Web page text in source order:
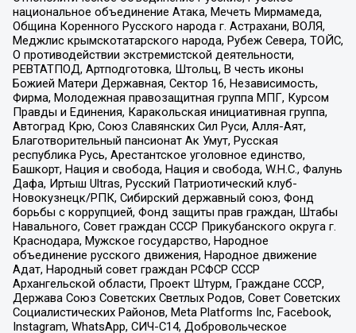
национальное объединение Атака, Мечеть Мирмамеда,
Община Коренного Русского народа г. Астрахани, ВОЛЯ,
Меджлис крымскотатарского народа, Рубеж Севера, ТОЙС,
О противодействии экстремистской деятельности,
РЕВТАТПОД, Артподготовка, Штольц, В честь иконы
Божией Матери Державная, Сектор 16, Независимость,
Фирма, Молодежная правозащитная группа МПГ, Курсом
Правды и Единения, Каракольская инициативная группа,
Автоград Крю, Союз Славянских Сил Руси, Алля-Аят,
Благотворительный пансионат Ак Умут, Русская
республика Русь, Арестантское уголовное единство,
Башкорт, Нация и свобода, Нация и свобода, W.H.С., Фалунь
Дафа, Иртыш Ultras, Русский Патриотический клуб-
Новокузнецк/РПК, Сибирский державный союз, Фонд
борьбы с коррупцией, Фонд защиты прав граждан, Штабы
Навального, Совет граждан СССР Прикубанского округа г.
Краснодара, Мужское государство, Народное
объединение русского движения, Народное движение
Адат, Народный совет граждан РСФСР СССР
Архангельской области, Проект Штурм, Граждане СССР,
Держава Союз Советских Светлых Родов, Совет Советских
Социалистических Районов, Meta Platforms Inc, Facebook,
Instagram, WhatsApp, СИЧ-С14, Добровольческое